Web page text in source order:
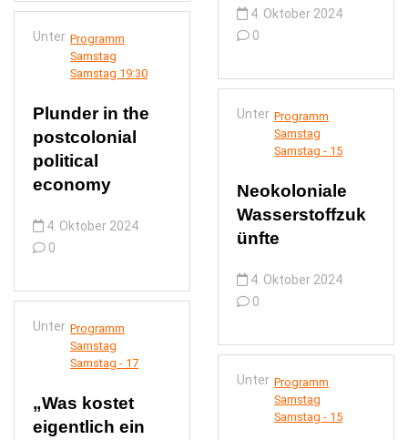
Unter Programm
Samstag
Samstag 19:30
Plunder in the
postcolonial
political
economy
4. Oktober 2024
0
Unter Programm
Samstag
Samstag - 17
„Was kostet
eigentlich ein
4. Oktober 2024
0
Unter Programm
Samstag
Samstag - 15
Neokoloniale
Wasserstoffzuk
ünfte
4. Oktober 2024
0
Unter Programm
Samstag
Samstag - 15